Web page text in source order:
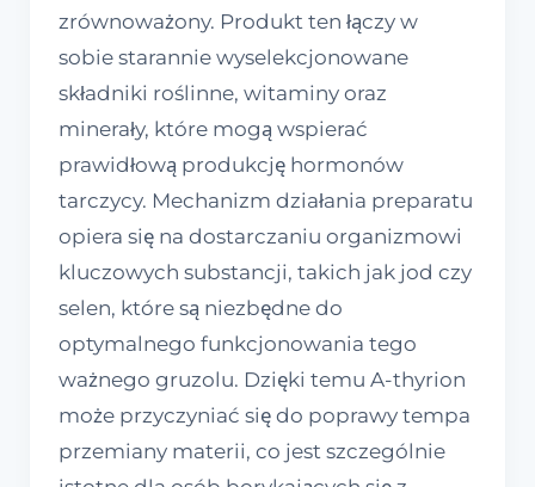
zrównoważony. Produkt ten łączy w
sobie starannie wyselekcjonowane
składniki roślinne, witaminy oraz
minerały, które mogą wspierać
prawidłową produkcję hormonów
tarczycy. Mechanizm działania preparatu
opiera się na dostarczaniu organizmowi
kluczowych substancji, takich jak jod czy
selen, które są niezbędne do
optymalnego funkcjonowania tego
ważnego gruzolu. Dzięki temu A-thyrion
może przyczyniać się do poprawy tempa
przemiany materii, co jest szczególnie